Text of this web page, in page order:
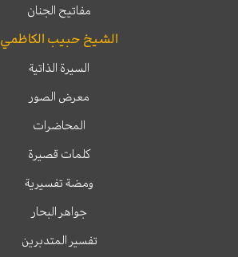
مفاتيح الجنان
الشيخ حبيب الكاظمي
السيرة الذاتية
معرض الصور
المحاضرات
كلمات قصيرة
ومضة تفسيرية
جواهر البحار
تفسير المتدبرين